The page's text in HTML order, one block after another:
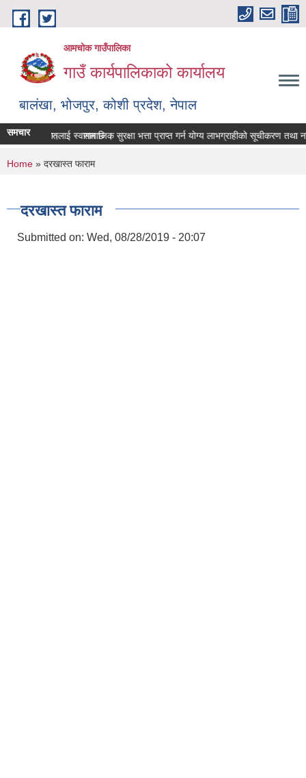
Skip to main content
आमचोक गाउँपालिका
गाउँ कार्यपालिकाको कार्यालय
बालंखा, भोजपुर, कोशी प्रदेश, नेपाल
मा यहाँहरुलाई स्वागत छ ।
समचार
गर्ने सम्बन्धमा। सामाजिक सुरक्षा भत्ता प्राप्‍त गर्न योग्य लाभग्राहीको सूचीकरण तथा
You are here
Home » दरखास्त फाराम
दरखास्त फाराम
Submitted on: Wed, 08/28/2019 - 20:07